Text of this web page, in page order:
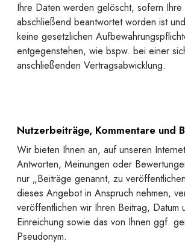
Ihre Daten werden gelöscht, sofern
abschließend beantwortet worden ist
keine gesetzlichen
entgegenstehen, wie bspw. bei einer
anschließenden Vertragsabwicklung.
Nutzerbeiträge, Kommentare und
Wir bieten Ihnen an, auf unseren
Antworten, Meinungen oder
nur „Beiträge genannt, zu
dieses Angebot in Anspruch nehmen,
veröffentlichen wir Ihren Beitrag, Datum
Einreichung sowie das von Ihnen ggf.
Pseudonym.